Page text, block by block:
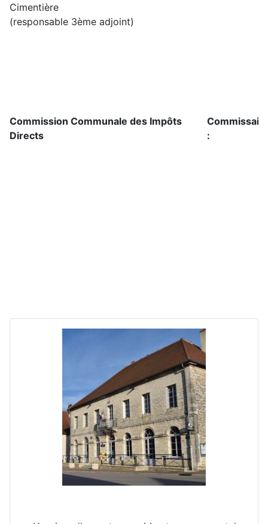
Cimentière
(responsable 3ème adjoint)
Commission Communale des Impôts
Directs
: